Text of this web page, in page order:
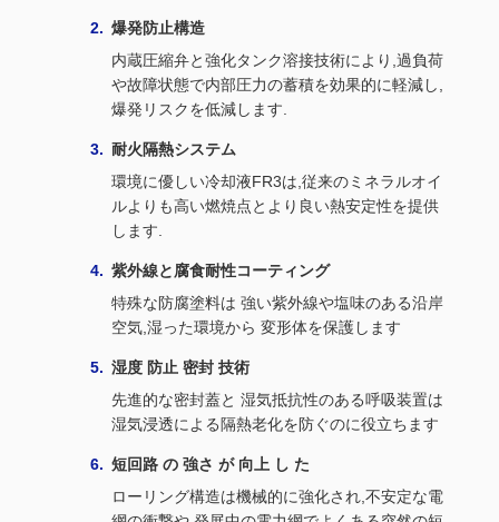
爆発防止構造
内蔵圧縮弁と強化タンク溶接技術により,過負荷
や故障状態で内部圧力の蓄積を効果的に軽減し,
爆発リスクを低減します.
耐火隔熱システム
環境に優しい冷却液FR3は,従来のミネラルオイ
ルよりも高い燃焼点とより良い熱安定性を提供
します.
紫外線と腐食耐性コーティング
特殊な防腐塗料は 強い紫外線や塩味のある沿岸
空気,湿った環境から 変形体を保護します
湿度 防止 密封 技術
先進的な密封蓋と 湿気抵抗性のある呼吸装置は
湿気浸透による隔熱老化を防ぐのに役立ちます
短回路 の 強さ が 向上 し た
ローリング構造は機械的に強化され,不安定な電